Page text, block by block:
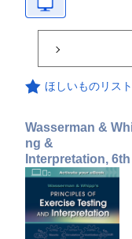
ほしいものリス
Wasserman &
ng &
Interpretation,